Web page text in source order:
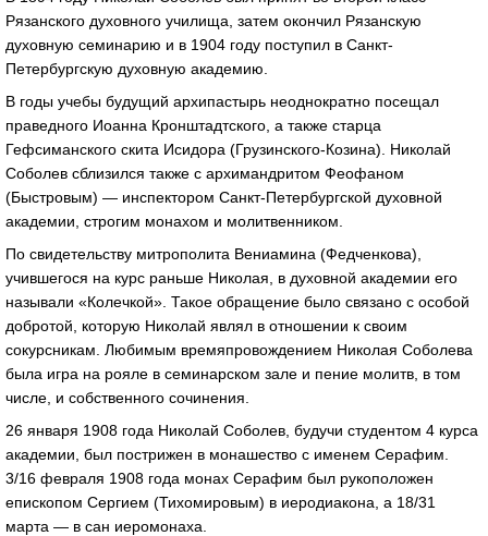
Рязанского духовного училища, затем окончил Рязанскую
духовную семинарию и в 1904 году поступил в Санкт-
Петербургскую духовную академию.
В годы учебы будущий архипастырь неоднократно посещал
праведного Иоанна Кронштадтского, а также старца
Гефсиманского скита Исидора (Грузинского-Козина). Николай
Соболев сблизился также с архимандритом Феофаном
(Быстровым) — инспектором Санкт-Петербургской духовной
академии, строгим монахом и молитвенником.
По свидетельству митрополита Вениамина (Федченкова),
учившегося на курс раньше Николая, в духовной академии его
называли «Колечкой». Такое обращение было связано с особой
добротой, которую Николай являл в отношении к своим
сокурсникам. Любимым времяпровождением Николая Соболева
была игра на рояле в семинарском зале и пение молитв, в том
числе, и собственного сочинения.
26 января 1908 года Николай Соболев, будучи студентом 4 курса
академии, был пострижен в монашество с именем Серафим.
3/16 февраля 1908 года монах Серафим был рукоположен
епископом Сергием (Тихомировым) в иеродиакона, а 18/31
марта — в сан иеромонаха.